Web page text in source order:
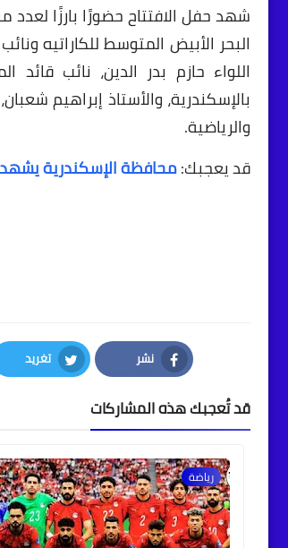
شهد حفل الافتتاح حضورًا بارزًا
البحر الأبيض المتوسط للكاراتيه
اللواء حازم بدر الدين، نائب
بالإسكندرية، والأستاذ إبراهيم
والرياضية.
قد يعجبك:محافظة الإسكندرية يشهد تخرج الدفعة
نشر
Facebook
تغريد
Twitter
قد تُعجبك هذه المشاركات
رياضة